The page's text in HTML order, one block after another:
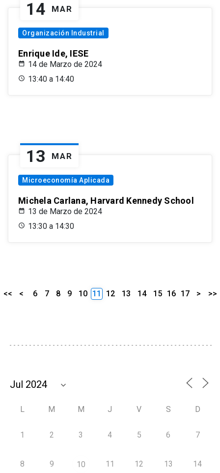
14 MAR
Organización Industrial
Enrique Ide, IESE
14 de Marzo de 2024
13:40 a 14:40
13 MAR
Microeconomía Aplicada
Michela Carlana, Harvard Kennedy School
13 de Marzo de 2024
13:30 a 14:30
<< < 6 7 8 9 10 11 12 13 14 15 16 17 > >>
L M M J V S D
1 2 3 4 5 6 7
8 9 10 11 12 13 14